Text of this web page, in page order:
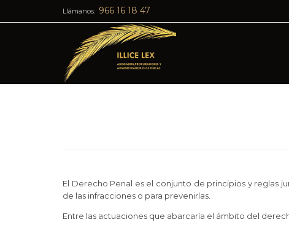
Llámanos: 966 16 18 47
El Derecho Penal es el conjunto de principios y reglas
de las infracciones o para prevenirlas.
Entre las actuaciones que abarcaría el ámbito del